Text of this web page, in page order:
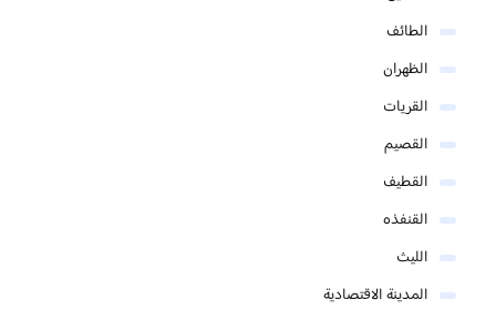
الطائف
الظهران
القريات
القصيم
القطيف
القنفذه
الليث
المدينة الاقتصادية